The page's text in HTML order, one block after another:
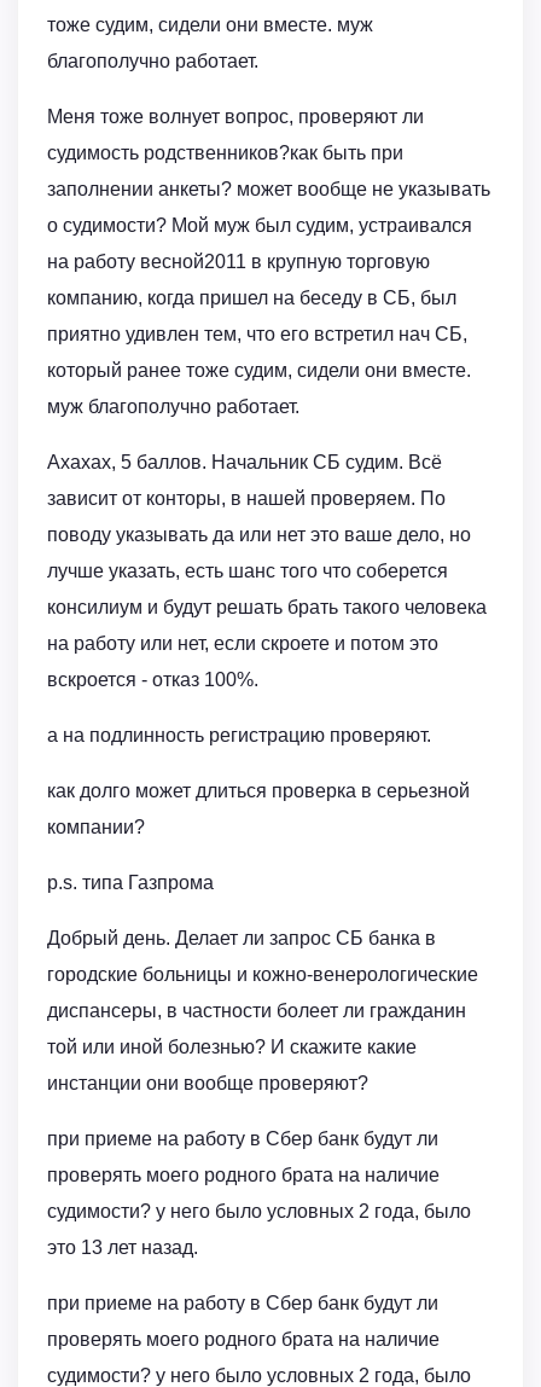
тоже судим, сидели они вместе. муж
благополучно работает.
Меня тоже волнует вопрос, проверяют ли
судимость родственников?как быть при
заполнении анкеты? может вообще не указывать
о судимости? Мой муж был судим, устраивался
на работу весной2011 в крупную торговую
компанию, когда пришел на беседу в СБ, был
приятно удивлен тем, что его встретил нач СБ,
который ранее тоже судим, сидели они вместе.
муж благополучно работает.
Ахахах, 5 баллов. Начальник СБ судим. Всё
зависит от конторы, в нашей проверяем. По
поводу указывать да или нет это ваше дело, но
лучше указать, есть шанс того что соберется
консилиум и будут решать брать такого человека
на работу или нет, если скроете и потом это
вскроется - отказ 100%.
а на подлинность регистрацию проверяют.
как долго может длиться проверка в серьезной
компании?
p.s. типа Газпрома
Добрый день. Делает ли запрос СБ банка в
городские больницы и кожно-венерологические
диспансеры, в частности болеет ли гражданин
той или иной болезнью? И скажите какие
инстанции они вообще проверяют?
при приеме на работу в Сбер банк будут ли
проверять моего родного брата на наличие
судимости? у него было условных 2 года, было
это 13 лет назад.
при приеме на работу в Сбер банк будут ли
проверять моего родного брата на наличие
судимости? у него было условных 2 года, было